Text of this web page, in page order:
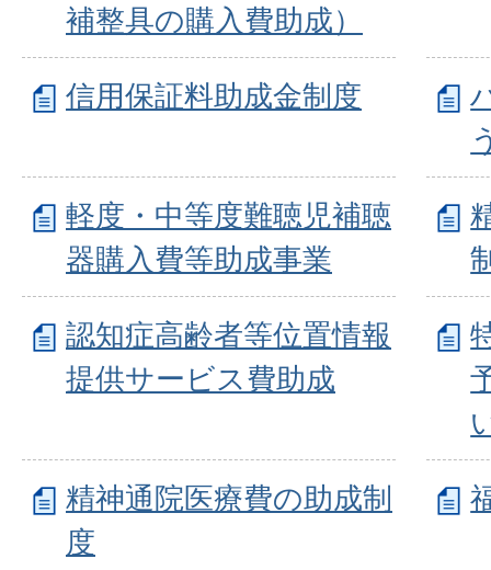
補整具の購入費助成）
信用保証料助成金制度
軽度・中等度難聴児補聴
器購入費等助成事業
認知症高齢者等位置情報
提供サービス費助成
精神通院医療費の助成制
度